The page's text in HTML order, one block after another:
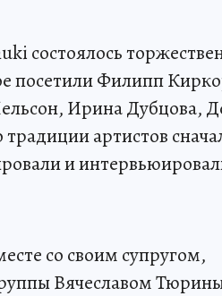
состоялось
посетили Филипп
Ирина Дубцова,
артистов
и
со своим супругом,
Вячеславом